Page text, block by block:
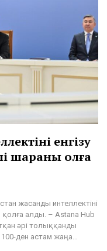
енгізу
шараны қолға
жасанды интеллектіні
қолға алды. – Astana Hub
әрі толыққанды
ден астам жаңа…